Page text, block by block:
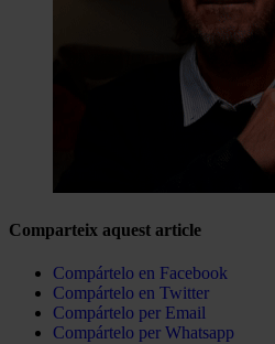
Comparteix aquest article
Compártelo en Facebook
Compártelo en Twitter
Compártelo per Email
Compártelo per Whatsapp